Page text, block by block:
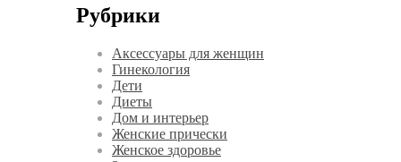
Рубрики
Аксессуары для женщин
Гинекология
Дети
Диеты
Дом и интерьер
Женские прически
Женское здоровье